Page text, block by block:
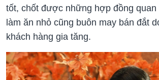
tốt, chốt được những hợp đồng
làm ăn nhỏ cũng buôn may bán đắt
khách hàng gia tăng.